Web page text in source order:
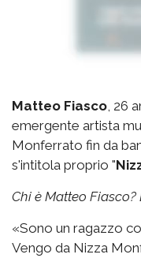
Matteo Fiasco , 26
emergente artista
Monferrato fin da
s'intitola proprio "
Chi è Matteo
«Sono un ragazzo
Vengo da Nizza